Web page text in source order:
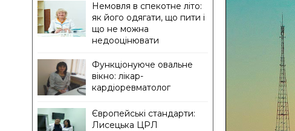
Немовля в спекотне літо:
як його одягати, що пити і
що не можна
недооцінювати
Функціонуюче овальне
вікно: лікар-
кардіоревматолог
Європейські стандарти:
Лисецька ЦРЛ